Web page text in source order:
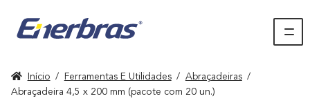
Início / Ferramentas E Utilidades / Abraçadeiras /
Abraçadeira 4,5 x 200 mm (pacote com 20 un.)